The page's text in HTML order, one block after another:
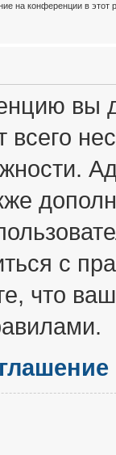
на конференции в этот
вы
всего
с
что